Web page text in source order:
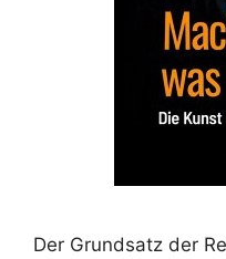
Der Grundsatz der